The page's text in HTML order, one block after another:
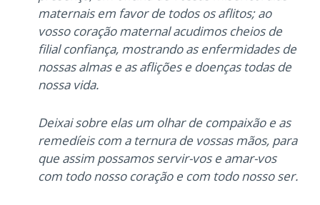
maternais em favor de todos os aflitos; ao
vosso coração maternal acudimos cheios de
filial confiança, mostrando as enfermidades de
nossas almas e as aflições e doenças todas de
nossa vida.
Deixai sobre elas um olhar de compaixão e as
remedíeis com a ternura de vossas mãos, para
que assim possamos servir-vos e amar-vos
com todo nosso coração e com todo nosso ser.